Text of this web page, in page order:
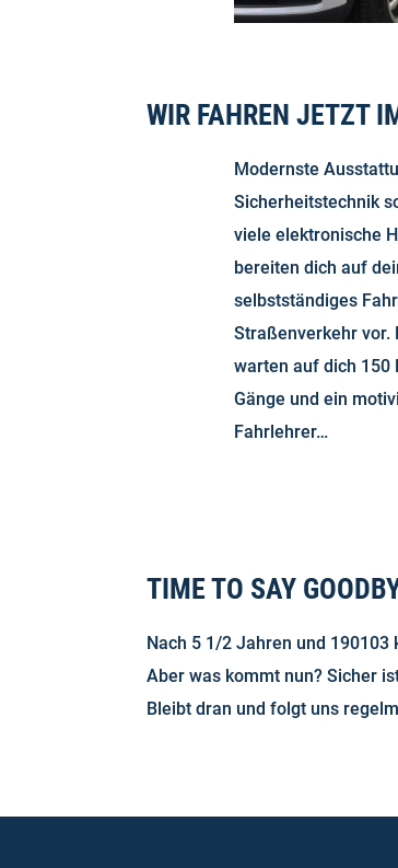
WIR FAHREN JETZT
Modernste
Sicherheitstechnik
viele elektronische
bereiten dich auf
selbstständiges
Straßenverkehr vor.
warten auf dich 150
Gänge und ein
Fahrlehrer…
TIME TO SAY
Nach 5 1/2 Jahren und
Aber was kommt nun? Sicher
Bleibt dran und folgt uns